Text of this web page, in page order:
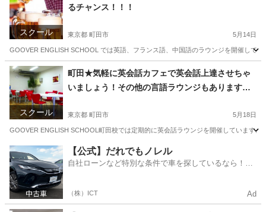
スクール
るチャンス！！！
東京都 町田市 5月14日
GOOVER ENGLISH SCHOOL では英語、フランス語、中国語のラウンジを開催して
東京 町田市 その他 ドイツ語
スクール
町田★気軽に英会話カフェで英会話上達させちゃ
いましょう！その他の言語ラウンジもあります。
語）
東京都 町田市 5月18日
GOOVER ENGLISH SCHOOL町田校では定期的に英会話ラウンジを開催しています
東京 町田市 英会話
【公式】だれでもノレル
自社ローンなど特別な条件で車を探しているなら！金
（株）ICT Ad